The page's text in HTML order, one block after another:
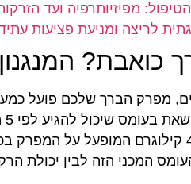
מפיזיותרפיה ועד הזרקות
לריצה ומניעת פציעות
כואבת?
מפרק הברך שלכם פועל
העומס המכני הזה לבין יכולת